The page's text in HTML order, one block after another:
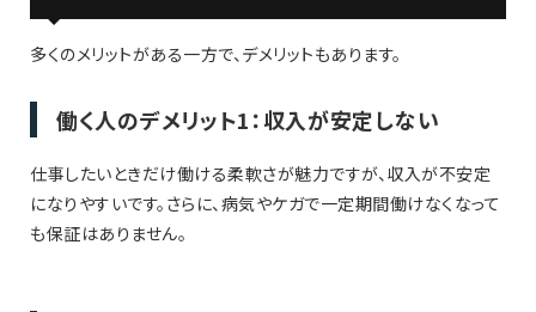
多くのメリットがある一方で、デメリットもあります。
働く人のデメリット1：収入が安定しない
仕事したいときだけ働ける柔軟さが魅力ですが、収入が不安定
になりやすいです。さらに、病気やケガで一定期間働けなくなって
も保証はありません。